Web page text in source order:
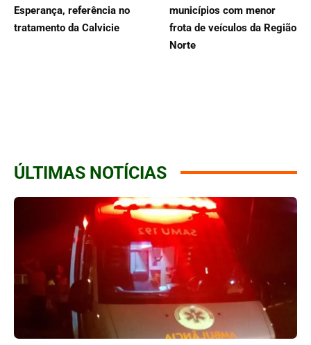
Esperança, referência no
tratamento da Calvicie
municípios com menor
frota de veículos da Região
Norte
ÚLTIMAS NOTÍCIAS